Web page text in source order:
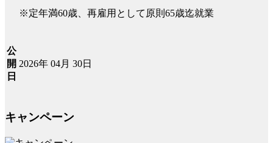
※定年満60歳、再雇用として原則65歳迄就業
公
開
日
2026年 04月 30日
キャンペーン